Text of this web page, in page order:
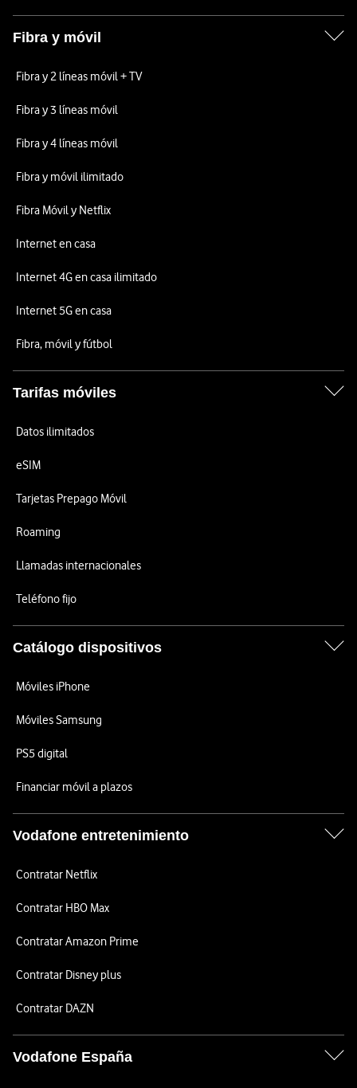
Fibra y móvil
Fibra y 2 líneas móvil + TV
Fibra y 3 líneas móvil
Fibra y 4 líneas móvil
Fibra y móvil ilimitado
Fibra Móvil y Netflix
Internet en casa
Internet 4G en casa ilimitado
Internet 5G en casa
Fibra, móvil y fútbol
Tarifas móviles
Datos ilimitados
eSIM
Tarjetas Prepago Móvil
Roaming
Llamadas internacionales
Teléfono fijo
Catálogo dispositivos
Móviles iPhone
Móviles Samsung
PS5 digital
Financiar móvil a plazos
Vodafone entretenimiento
Contratar Netflix
Contratar HBO Max
Contratar Amazon Prime
Contratar Disney plus
Contratar DAZN
Vodafone España